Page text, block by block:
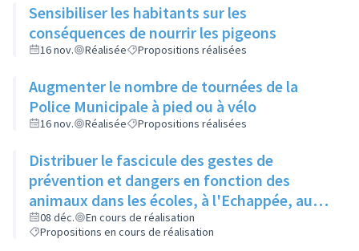
Sensibiliser les habitants sur les
conséquences de nourrir les pigeons
16 nov. Réalisée Propositions réalisées
Augmenter le nombre de tournées de la
Police Municipale à pied ou à vélo
16 nov. Réalisée Propositions réalisées
Distribuer le fascicule des gestes de
prévention et dangers en fonction des
animaux dans les écoles, à l'Echappée, aux
Centres Sociaux.... et l'insérer dans le
Rilliard en version détachable.
08 déc.
En cours de réalisation
Propositions en cours de réalisation